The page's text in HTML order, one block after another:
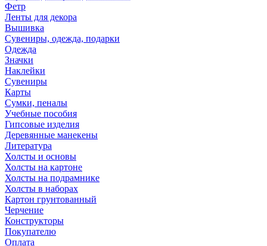
Фетр
Ленты для декора
Вышивка
Сувениры, одежда, подарки
Одежда
Значки
Наклейки
Сувениры
Карты
Сумки, пеналы
Учебные пособия
Гипсовые изделия
Деревянные манекены
Литература
Холсты и основы
Холсты на картоне
Холсты на подрамнике
Холсты в наборах
Картон грунтованный
Черчение
Конструкторы
Покупателю
Оплата